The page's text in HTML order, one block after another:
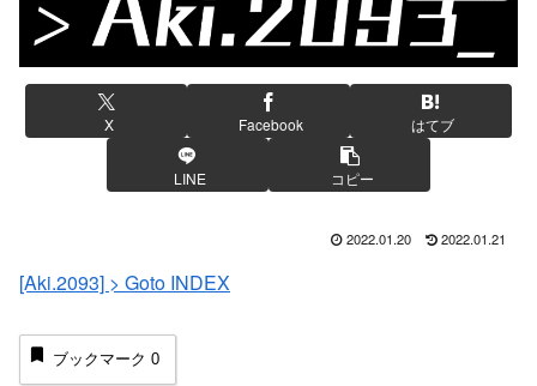
X Facebook はてブ
LINE コピー
2022.01.20 2022.01.21
[Aki.2093] > Goto INDEX
ブックマーク 0